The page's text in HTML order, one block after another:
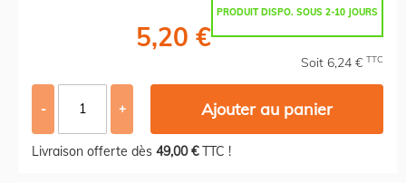
PRODUIT DISPO. SOUS 2-10 JOURS
5,20 €
Soit 6,24 € TTC
- + Ajouter au panier
Livraison offerte dès 49,00 €TTC !